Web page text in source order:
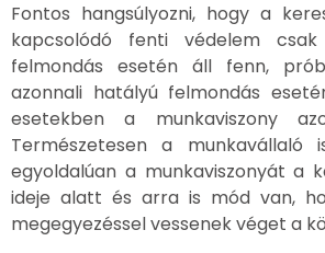
Fontos hangsúlyozni, hogy a
kapcsolódó fenti védelem
felmondás esetén áll fenn,
azonnali hatályú felmondás
esetekben a munkaviszony
Természetesen a munkavállaló
egyoldalúan a munkaviszonyát a
ideje alatt és arra is mód van,
megegyezéssel vessenek véget a